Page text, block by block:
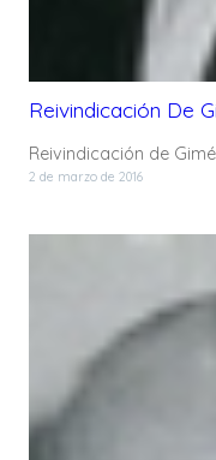
Reivindicación De
Reivindicación de
2 de marzo de 2016